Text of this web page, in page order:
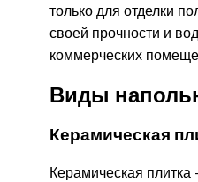
только для отделки
своей прочности и
коммерческих
Виды
Керамическая
Керамическая